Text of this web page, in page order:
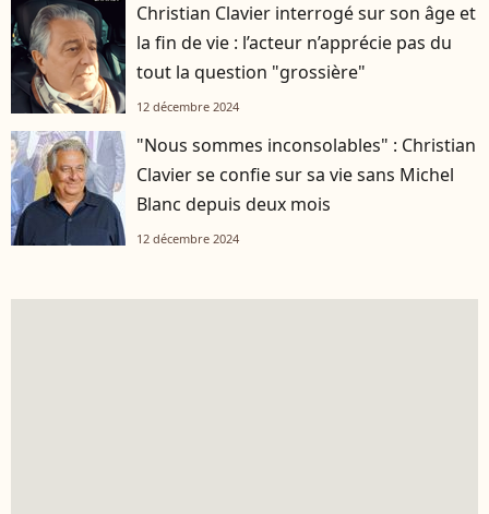
Christian Clavier interrogé sur son âge et
la fin de vie : l’acteur n’apprécie pas du
tout la question "grossière"
12 décembre 2024
"Nous sommes inconsolables" : Christian
Clavier se confie sur sa vie sans Michel
Blanc depuis deux mois
12 décembre 2024